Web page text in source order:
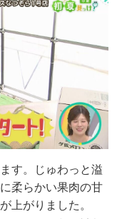
す。じゅわっと溢
柔らかい果肉の甘
上がりました。